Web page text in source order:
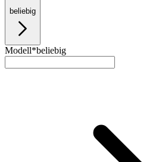
beliebig
Modell*beliebig